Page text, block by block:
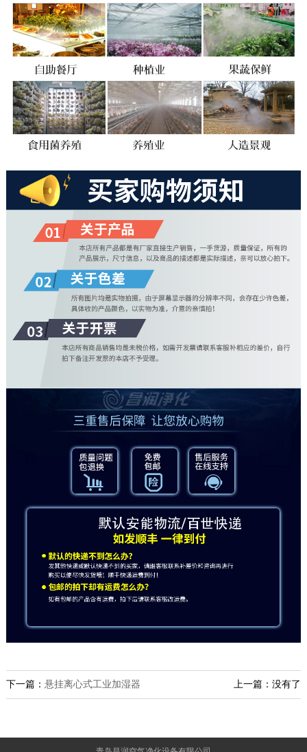
上一篇：没有了
下一篇： 悬挂离心式工业加湿器